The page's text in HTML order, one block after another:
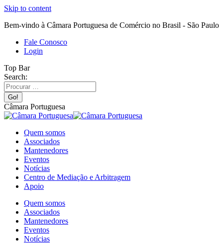
Skip to content
Bem-vindo à Câmara Portuguesa de Comércio no Brasil - São Paulo
Fale Conosco
Login
Top Bar
Search:
Câmara Portuguesa
Quem somos
Associados
Mantenedores
Eventos
Notícias
Centro de Mediação e Arbitragem
Apoio
Quem somos
Associados
Mantenedores
Eventos
Notícias